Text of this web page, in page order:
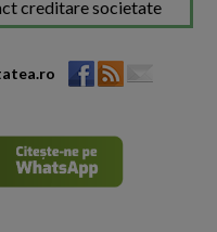
creditare societate